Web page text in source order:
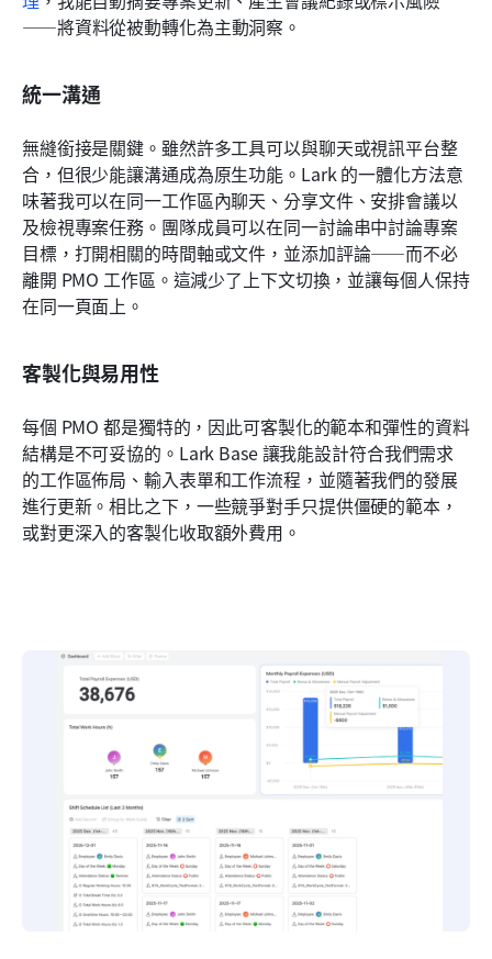
——將資料從被動轉化為主動洞察。
統一溝通
無縫銜接是關鍵。雖然許多工具可以與聊天或視訊平台整
合，但很少能讓溝通成為原生功能。Lark 的一體化方法意
味著我可以在同一工作區內聊天、分享文件、安排會議以
及檢視專案任務。團隊成員可以在同一討論串中討論專案
目標，打開相關的時間軸或文件，並添加評論——而不必
離開 PMO 工作區。這減少了上下文切換，並讓每個人保持
在同一頁面上。
客製化與易用性
每個 PMO 都是獨特的，因此可客製化的範本和彈性的資料
結構是不可妥協的。Lark Base 讓我能設計符合我們需求
的工作區佈局、輸入表單和工作流程，並隨著我們的發展
進行更新。相比之下，一些競爭對手只提供僵硬的範本，
或對更深入的客製化收取額外費用。